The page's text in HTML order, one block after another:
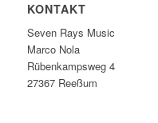
KONTAKT
Seven Rays Music
Marco Nola
Rübenkampsweg 4
27367 Reeßum